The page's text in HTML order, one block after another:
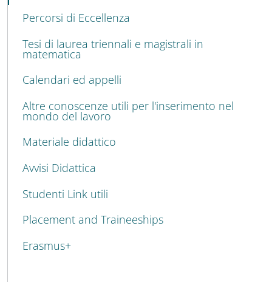
Percorsi di Eccellenza
Tesi di laurea triennali e magistrali in
matematica
Calendari ed appelli
Altre conoscenze utili per l'inserimento nel
mondo del lavoro
Materiale didattico
Avvisi Didattica
Studenti Link utili
Placement and Traineeships
Erasmus+